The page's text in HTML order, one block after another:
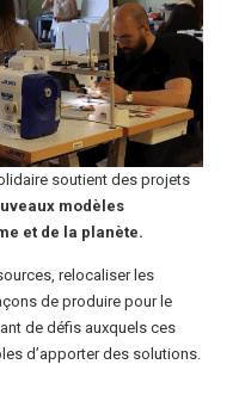
soutient des projets
modèles
et de la planète.
relocaliser les
de produire pour le
de défis auxquels ces
d’apporter des solutions.